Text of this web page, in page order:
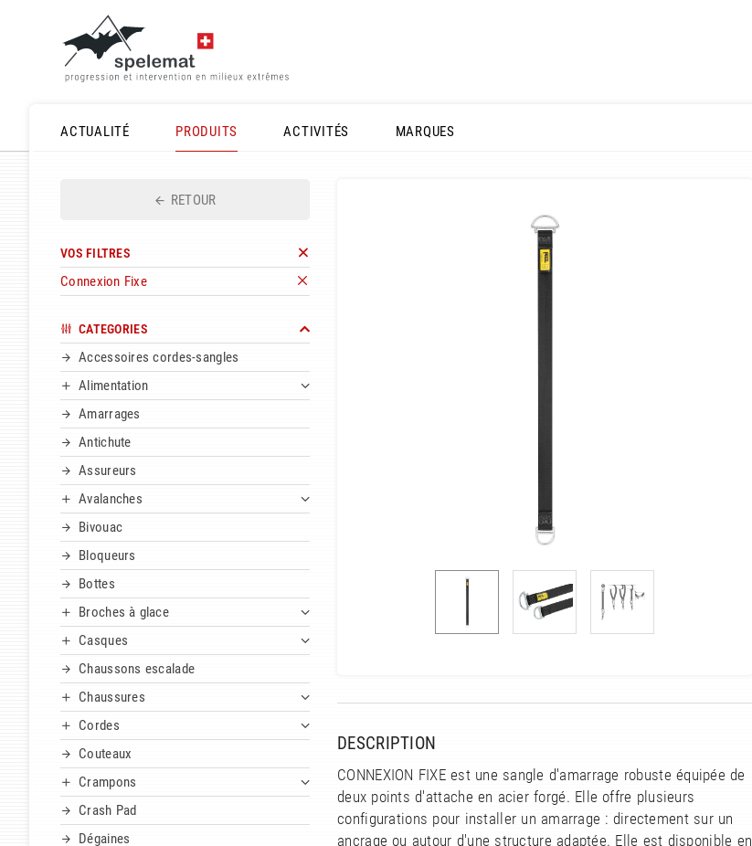
ACTUALITÉ
PRODUITS ACTIVITÉS MARQUES
RETOUR
VOS FILTRES
Connexion Fixe
CATEGORIES
Accessoires cordes-sangles
Alimentation
Amarrages
Antichute
Assureurs
Avalanches
Bivouac
Bloqueurs
Bottes
Broches à glace
Casques
Chaussons escalade
Chaussures
Cordes
Couteaux
Crampons
Crash Pad
Dégaines
DESCRIPTION
CONNEXION FIXE est une sangle d'amarrage robuste équipée de
deux points d'attache en acier forgé. Elle offre plusieurs
configurations pour installer un amarrage : directement sur un
ancrage ou autour d'une structure adaptée. Elle est disponible en